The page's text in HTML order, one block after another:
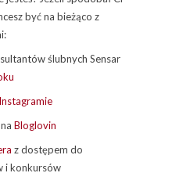
być na bieżąco z
ślubnych Sensar
Instagramie
Bloglovin
z dostępem do
i konkursów